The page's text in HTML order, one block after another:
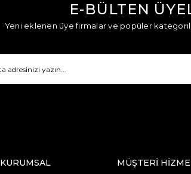
E-BÜLTEN
Yeni eklenen üye firmalar ve popüler
KURUMSAL MÜŞTERİ